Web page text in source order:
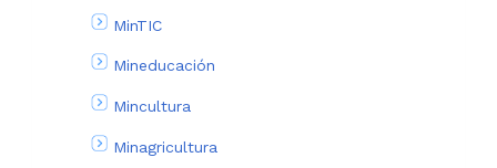
MinTIC
Mineducación
Mincultura
Minagricultura